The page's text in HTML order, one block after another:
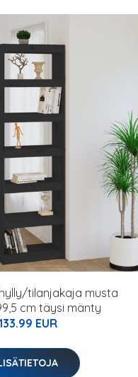
tilanjakaja musta
cm täysi mänty
EUR